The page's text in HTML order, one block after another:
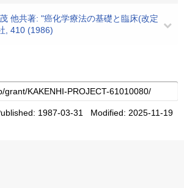
他共著: "癌化学療法の基礎と臨床(改定
, 410 (1986)
1987-03-31 Modified: 2025-11-19